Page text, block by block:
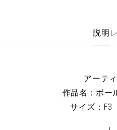
説明
アーテ
作品名：ボー
サイズ：F3